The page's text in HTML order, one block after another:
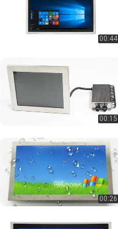
00:44
00:15
00:26